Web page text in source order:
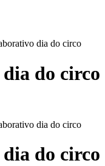
dia do circo
do circo
dia do circo
do circo